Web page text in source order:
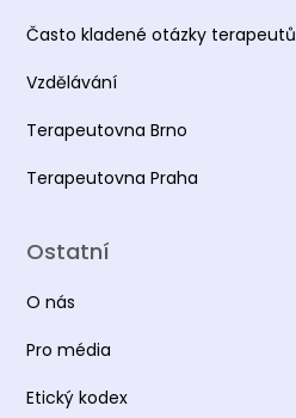
Často kladené otázky terapeutů
Vzdělávání
Terapeutovna Brno
Terapeutovna Praha
Ostatní
O nás
Pro média
Etický kodex